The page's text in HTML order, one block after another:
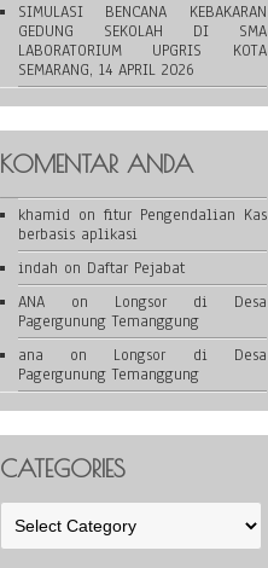
SIMULASI BENCANA KEBAKARAN
GEDUNG SEKOLAH DI SMA
LABORATORIUM UPGRIS KOTA
SEMARANG, 14 APRIL 2026
KOMENTAR ANDA
khamid on fitur Pengendalian Kas
berbasis aplikasi
indah on Daftar Pejabat
ANAon Longsor di Desa
Pagergunung Temanggung
ana on Longsor di Desa
Pagergunung Temanggung
CATEGORIES
Categories